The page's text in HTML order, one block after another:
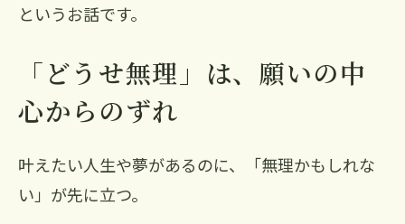
というお話です。
「どうせ無理」は、願いの中
心からのずれ
叶えたい人生や夢があるのに、「無理かもしれな
い」が先に立つ。